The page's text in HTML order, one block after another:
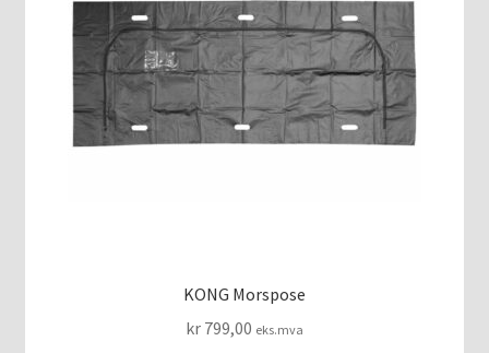
LYS OG LYKTER
VAKUUMMADRASSER
KONG Morspose
kr 799,00 eks.mva